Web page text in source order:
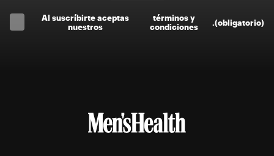
Al suscríbirte aceptas
nuestros
términos y
condiciones
(obligatorio)